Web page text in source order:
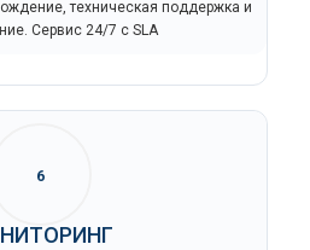
техническая поддержка и
Сервис 24/7 с SLA
6